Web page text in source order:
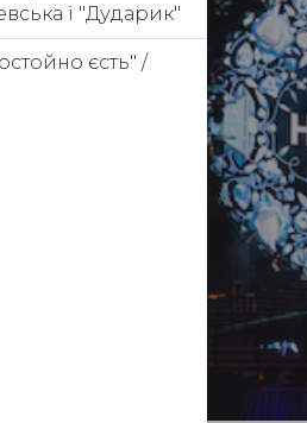
і "Дударик"
єсть" /